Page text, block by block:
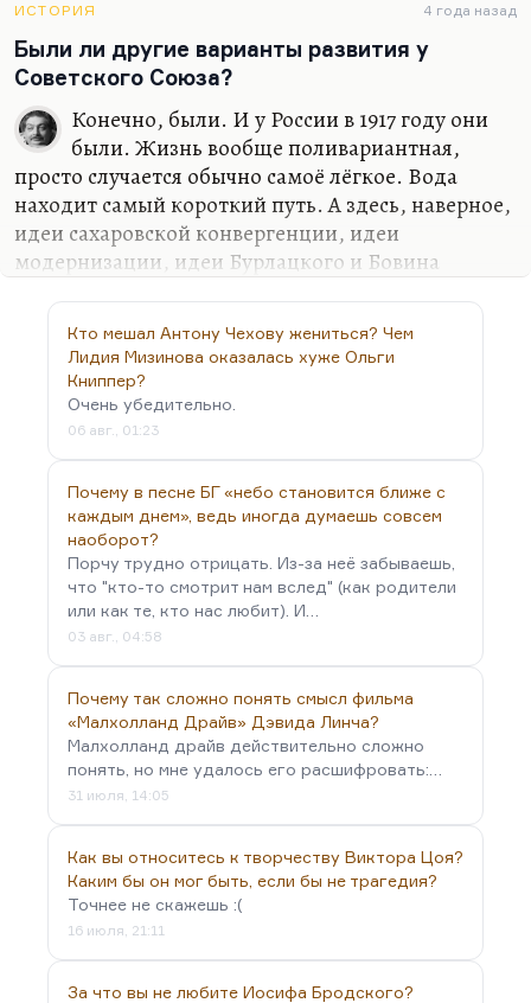
шестидесятников, например — то, что Новелла
Матвеева так точно назвала «ранней дружней
весной талантов». Да, безусловно. А есть
поколения, которые выросли в безвременье, у
которых нет связей, и связей быть не должно, где
каждый выживает в одиночку. Мы можем
говорить о шестидесятниках, но мы не можем
говорить о семидесятниках, как о целостном
явлении, потому что они расколоты. Это та
ситуация, о которой…
ИСТОРИЯ 4 года назад
Были ли другие варианты развития у
Советского Союза?
Конечно, были. И у России в 1917 году они
были. Жизнь вообще поливариантная,
просто случается обычно самоё лёгкое. Вода
находит самый короткий путь. А здесь, наверное,
идеи сахаровской конвергенции, идеи
модернизации, идеи Бурлацкого и Бовина
привести к разным вариантам. Конечно, это не
значит, что Советский Союз был однозначно
хороший. Я просто говорю: то, что наступило
после Советского Союза — это энтропия, распад,
разрушение. Ничего хорошего в этом нет.
Естественно, что и «Кино про Алексеева»… Ну,
«Кино про Алексеева» — картина несколько более
плоская, хотя талантливая. «Территория» — удача
настоящая. И удачей был роман Олега…
Кто мешал Антону Чехову жениться? Чем
Лидия Мизинова оказалась хуже Ольги
Книппер?
Очень убедительно.
06 авг., 01:23
Почему в песне БГ «небо становится ближе с
каждым днем», ведь иногда думаешь совсем
наоборот?
Порчу трудно отрицать. Из-за неё забываешь,
что "кто-то смотрит нам вслед" (как родители
или как те, кто нас любит). И…
03 авг., 04:58
Почему так сложно понять смысл фильма
«Малхолланд Драйв» Дэвида Линча?
Малхолланд драйв действительно сложно
понять, но мне удалось его расшифровать:…
31 июля, 14:05
Как вы относитесь к творчеству Виктора Цоя?
Каким бы он мог быть, если бы не трагедия?
Точнее не скажешь :(
16 июля, 21:11
За что вы не любите Иосифа Бродского?